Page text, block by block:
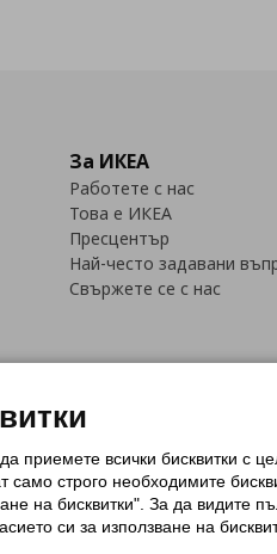
За ИКЕА
Работете с нас
Това е ИКЕА
Пресцентър
Най-често задавани
Свържете се с нас
(Cookies)Избор на настройки за
Политика за защита на личните данни
на програма IKEA Family
приемете всички бисквитки
строго необходимитe
на бисквитки". За да
си за използване на